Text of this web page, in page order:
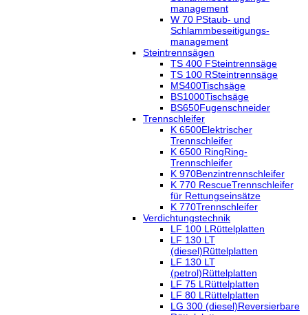
management
W 70 PStaub- und
Schlammbeseitigungs-
management
Steintrennsägen
TS 400 FSteintrennsäge
TS 100 RSteintrennsäge
MS400Tischsäge
BS1000Tischsäge
BS650Fugenschneider
Trennschleifer
K 6500Elektrischer
Trennschleifer
K 6500 RingRing-
Trennschleifer
K 970Benzintrennschleifer
K 770 RescueTrennschleifer
für Rettungseinsätze
K 770Trennschleifer
Verdichtungstechnik
LF 100 LRüttelplatten
LF 130 LT
(diesel)Rüttelplatten
LF 130 LT
(petrol)Rüttelplatten
LF 75 LRüttelplatten
LF 80 LRüttelplatten
LG 300 (diesel)Reversierbare